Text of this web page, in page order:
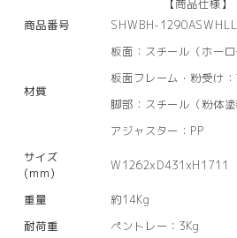
【商品仕様】
商品番号
SHWBH-1290ASWHLL
材質
板面：スチール（ホー
板面フレーム・粉受け
脚部：スチール（粉体塗
アジャスター：PP
サイズ
(mm)
W1262xD431xH1711
重量
約14Kg
耐荷重
ペントレー：3Kg